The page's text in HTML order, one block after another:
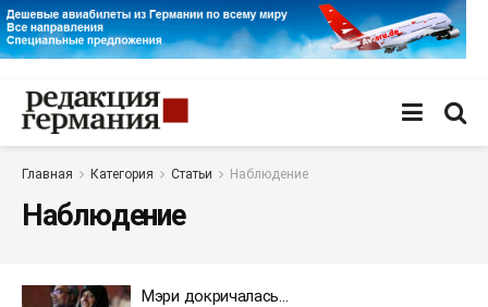
Главная Категория Статьи Наблюдение
Наблюдение
Мэри докричалась…